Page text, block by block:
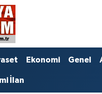
Ekonomi Genel
İlan